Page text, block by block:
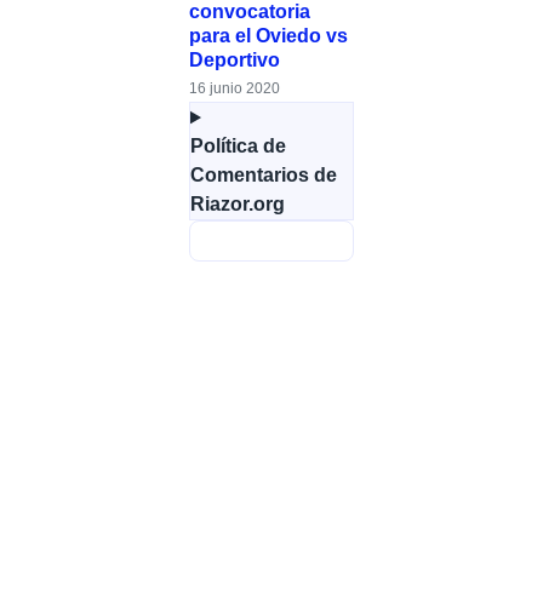
convocatoria
para el Oviedo vs
Deportivo
16 junio 2020
Política de
Comentarios de
Riazor.org